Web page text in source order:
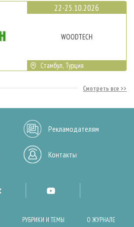
22-25.10.2026
WOODTECH
Стамбул, Турция
Смотреть все
Рекламодателям
Контакты
РУБРИКИ И ТЕМЫ О ЖУРНАЛЕ